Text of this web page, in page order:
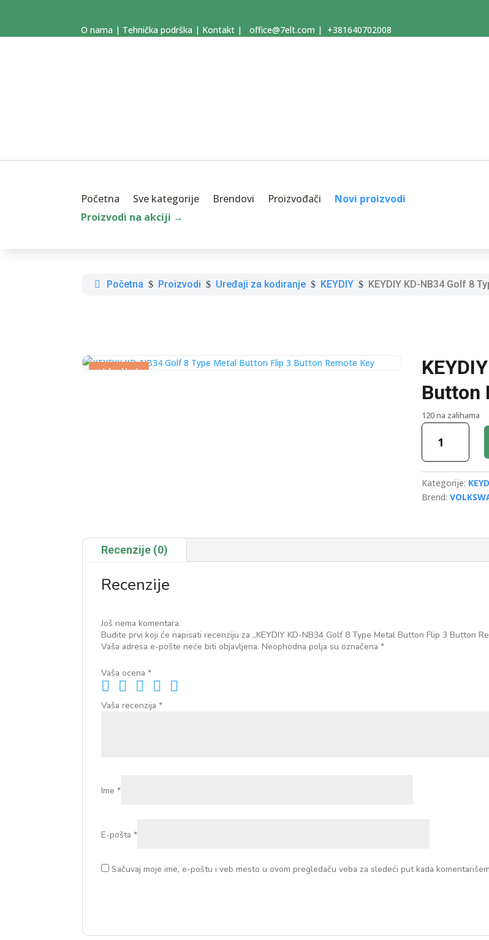
O nama | Tehnička podrška | Kontakt | office@7elt.com | +381640702008
Početna Sve kategorije Brendovi Proizvođači
Novi proizvodi
Proizvodi na akciji →
Početna $ Proizvodi $ Uređaji za kodiranje $ KEYDIY $ KEYDIY KD-NB34 Golf 8
Akcija!
Button
120 na zalihama
KEYDIY
KD-
NB34
Golf
8
Type
Flip
Kategorije:
Brend:
Recenzije (0)
Recenzije
Još nema komentara.
Budite prvi koji će napisati recenziju za „KEYDIY KD-NB34 Golf 8 Type Metal Button Flip 3 Button
Vaša adresa e-pošte neće biti objavljena. Neophodna polja su označena*
Vaša ocena*
Vaša recenzija*
Ime*
E-pošta*
Sačuvaj moje ime, e-poštu i veb mesto u ovom pregledaču veba za sledeći put kada